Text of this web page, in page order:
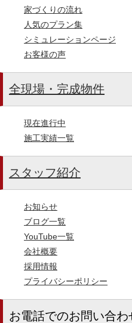
家づくりの流れ
人気のプラン集
シミュレーションページ
お客様の声
全現場・完成物件
現在進行中
施工実績一覧
スタッフ紹介
お知らせ
ブログ一覧
YouTube一覧
会社概要
採用情報
プライバシーポリシー
お電話でのお問い合わ